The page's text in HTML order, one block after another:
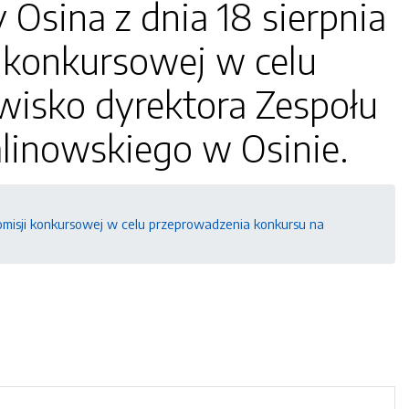
z dnia 18 sierpnia
w celu
dyrektora Zespołu
w Osinie.
konkursowej w celu przeprowadzenia konkursu na